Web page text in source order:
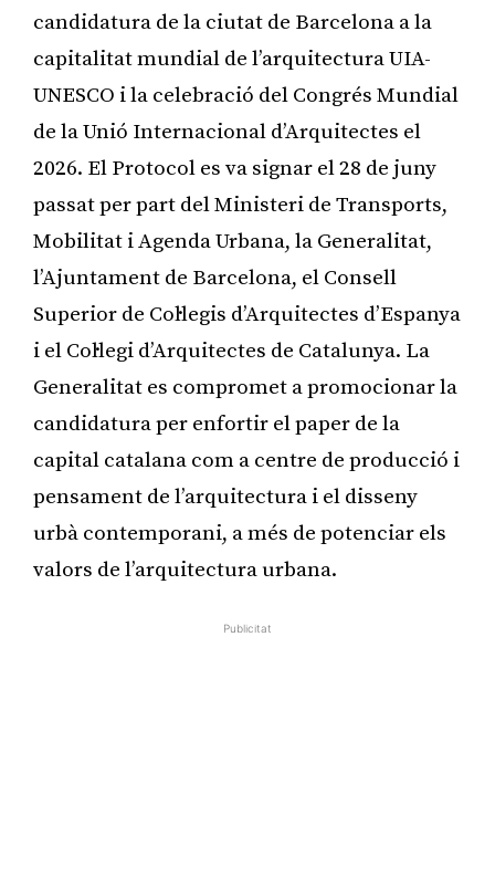
candidatura de la ciutat de Barcelona a la
capitalitat mundial de l’arquitectura UIA-
UNESCO i la celebració del Congrés Mundial
de la Unió Internacional d’Arquitectes el
2026. El Protocol es va signar el 28 de juny
passat per part del Ministeri de Transports,
Mobilitat i Agenda Urbana, la Generalitat,
l’Ajuntament de Barcelona, el Consell
Superior de Col·legis d’Arquitectes d’Espanya
i el Col·legi d’Arquitectes de Catalunya. La
Generalitat es compromet a promocionar la
candidatura per enfortir el paper de la
capital catalana com a centre de producció i
pensament de l’arquitectura i el disseny
urbà contemporani, a més de potenciar els
valors de l’arquitectura urbana.
Publicitat